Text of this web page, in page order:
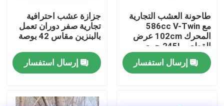
عرض المصنع
اتصل بنا
طاحونة العشب التجارية
مع 586cc V-Twin
المحرك 102cm عرض
القطع و 245L جمع
العشب
إرسال استفسار
جزازة عشب احترافية
تجارية صفر دوران تعمل
بالبنزين مقاس 42 بوصة
إرسال استفسار